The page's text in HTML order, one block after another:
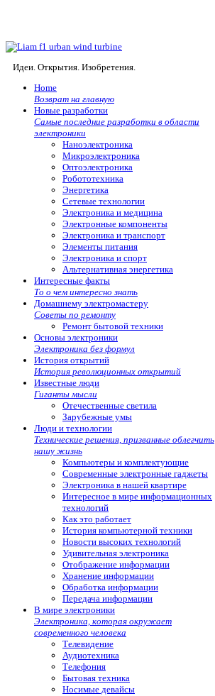
Идеи. Открытия. Изобретения.
Home
Возврат на главную
Новые разработки
Самые последние разработки в области
электроники
Наноэлектроника
Микроэлектроника
Оптоэлектроника
Робототехника
Энергетика
Сетевые технологии
Электроника и медицина
Электронные компоненты
Электроника и транспорт
Элементы питания
Электроника и спорт
Альтернативная энергетика
Интересные факты
То о чем интересно знать
Домашнему электромастеру
Советы по ремонту
Ремонт бытовой техники
Основы электроники
Электроника без формул
История открытий
История революционных открытий
Известные люди
Гиганты мысли
Отечественные светила
Зарубежные умы
Люди и технологии
Технические решения, призванные облегчить
нашу жизнь
Компьютеры и комплектующие
Современные электронные гаджеты
Электроника в нашей квартире
Интересное в мире информационных
технологий
Как это работает
История компьютерной техники
Новости высоких технологий
Удивительная электроника
Отображение информации
Хранение информации
Обработка информации
Передача информации
В мире электроники
Электроника, которая окружает
современного человека
Телевидение
Аудиотехника
Телефония
Бытовая техника
Носимые девайсы